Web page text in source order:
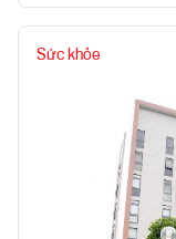
Sức khỏe